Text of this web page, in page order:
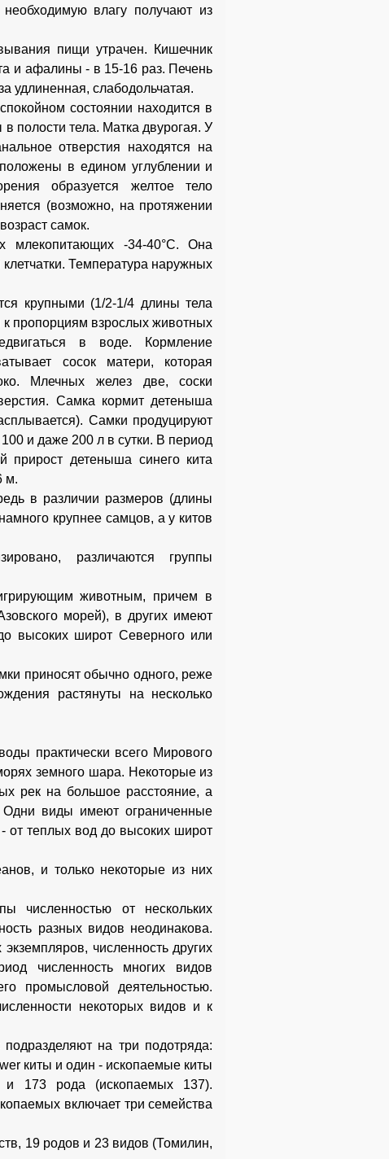
влагу получают из
пищи утрачен. Кишечник
и афалины - в 15-16 раз. Печень
удлиненная, слабодольчатая.
состоянии находится в
полости тела. Матка двурогая. У
отверстия находятся на
в едином углублении и
образуется желтое тело
(возможно, на протяжении
самок.
млекопитающих -34-40°С. Она
Температура наружных
крупными (1/2-1/4 длины тела
пропорциям взрослых животных
в воде. Кормление
сосок матери, которая
Млечных желез две, соски
Самка кормит детеныша
Самки продуцируют
и даже 200 л в сутки. В период
прирост детеныша синего кита
м.
в различии размеров (длины
крупнее самцов, а у китов
различаются группы
животным, причем в
морей), в других имеют
высоких широт Северного или
приносят обычно одного, реже
растянуты на несколько
практически всего Мирового
земного шара. Некоторые из
рек на большое расстояние, а
виды имеют ограниченные
от теплых вод до высоких широт
и только некоторые из них
численностью от нескольких
разных видов неодинакова.
численность других
численность многих видов
промысловой деятельностью.
некоторых видов и к
на три подотряда:
киты и один - ископаемые киты
173 рода (ископаемых 137).
включает три семейства
19 родов и 23 видов (Томилин,